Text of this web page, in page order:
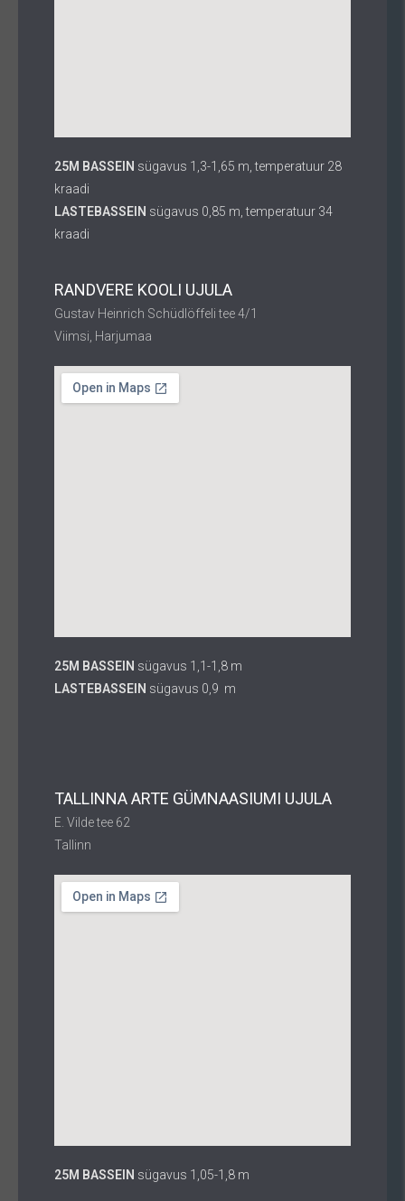
25M BASSEIN sügavus 1,3-1,65 m, temperatuur 28
kraadi
LASTEBASSEIN sügavus 0,85 m, temperatuur 34
kraadi
RANDVERE KOOLI UJULA
Gustav Heinrich Schüdlöffeli tee 4/1
Viimsi, Harjumaa
25M BASSEIN sügavus 1,1-1,8 m
LASTEBASSEIN sügavus 0,9 m
TALLINNA ARTE GÜMNAASIUMI UJULA
E. Vilde tee 62
Tallinn
25M BASSEIN sügavus 1,05-1,8 m